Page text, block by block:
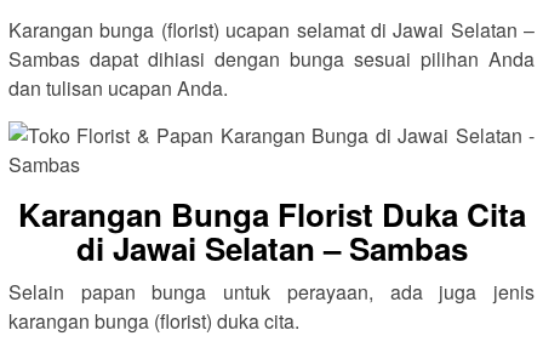
Karangan bunga (florist) ucapan selamat di Jawai Selatan –
Sambas dapat dihiasi dengan bunga sesuai pilihan Anda
dan tulisan ucapan Anda.
Karangan Bunga Florist Duka Cita
di Jawai Selatan – Sambas
Selain papan bunga untuk perayaan, ada juga jenis
karangan bunga (florist) duka cita.